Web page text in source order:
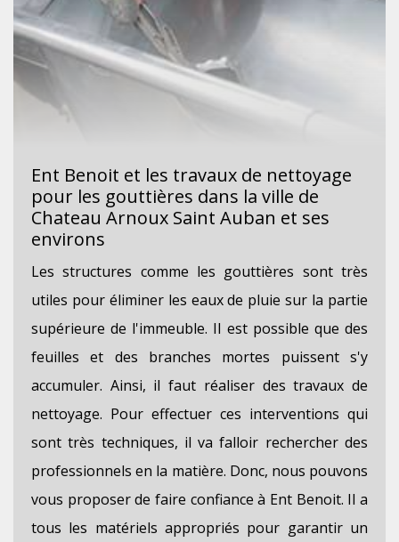
Ent Benoit et les travaux de nettoyage
pour les gouttières dans la ville de
Chateau Arnoux Saint Auban et ses
environs
Les structures comme les gouttières sont très
utiles pour éliminer les eaux de pluie sur la partie
supérieure de l'immeuble. Il est possible que des
feuilles et des branches mortes puissent s'y
accumuler. Ainsi, il faut réaliser des travaux de
nettoyage. Pour effectuer ces interventions qui
sont très techniques, il va falloir rechercher des
professionnels en la matière. Donc, nous pouvons
vous proposer de faire confiance à Ent Benoit. Il a
tous les matériels appropriés pour garantir un